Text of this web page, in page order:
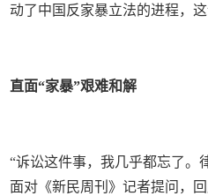
动了中国反家暴立法的进程，这
直面“家暴”艰难和解
“诉讼这件事，我几乎都忘了。
面对《新民周刊》记者提问，